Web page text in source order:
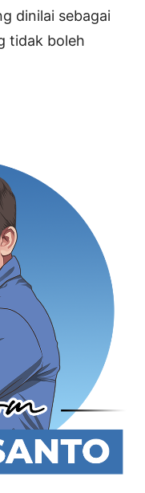
dinilai sebagai
tidak boleh